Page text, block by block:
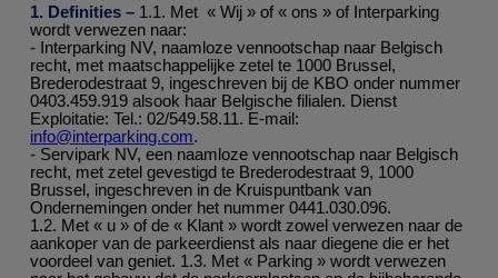
1. Definities – 1.1. Met « Wij » of « ons » of Interparking
wordt verwezen naar:
- Interparking NV, naamloze vennootschap naar Belgisch
recht, met maatschappelijke zetel te 1000 Brussel,
Brederodestraat 9, ingeschreven bij de KBO onder nummer
0403.459.919 alsook haar Belgische filialen. Dienst
Exploitatie: Tel.: 02/549.58.11. E-mail:
info@interparking.com.
- Servipark NV, een naamloze vennootschap naar Belgisch
recht, met zetel gevestigd te Brederodestraat 9, 1000
Brussel, ingeschreven in de Kruispuntbank van
Ondernemingen onder het nummer 0441.030.096.
1.2. Met « u » of de « Klant » wordt zowel verwezen naar de
aankoper van de parkeerdienst als naar diegene die er het
voordeel van geniet. 1.3. Met « Parking » wordt verwezen